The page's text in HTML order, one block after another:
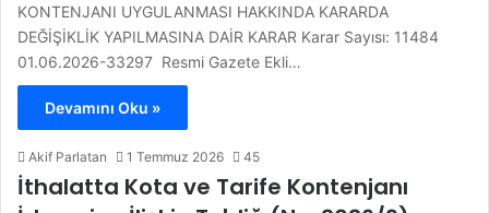
KONTENJANI UYGULANMASI HAKKINDA KARARDA
DEĞİŞİKLİK YAPILMASINA DAİR KARAR Karar Sayısı: 11484
01.06.2026-33297 Resmi Gazete Ekli…
Devamını Oku »
Akif Parlatan 1 Temmuz 2026 45
İthalatta Kota ve Tarife Kontenjanı